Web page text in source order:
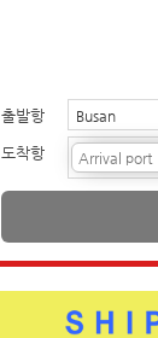
출발항
도착항